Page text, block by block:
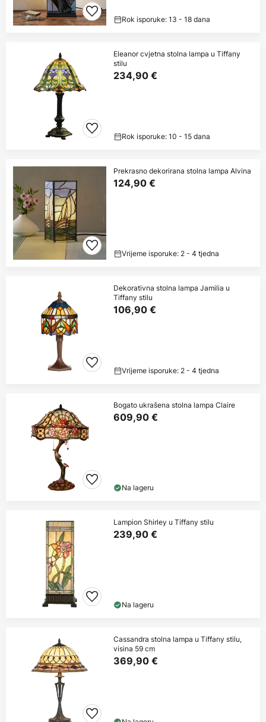
Rok isporuke: 13 - 18 dana
Eleanor cvjetna stolna lampa u Tiffany
stilu
234,90 €
Rok isporuke: 10 - 15 dana
Prekrasno dekorirana stolna lampa Alvina
124,90 €
Vrijeme isporuke: 2 - 4 tjedna
Dekorativna stolna lampa Jamilia u
Tiffany stilu
106,90 €
Vrijeme isporuke: 2 - 4 tjedna
Bogato ukrašena stolna lampa Claire
609,90 €
Na lageru
Lampion Shirley u Tiffany stilu
239,90 €
Na lageru
Cassandra stolna lampa u Tiffany stilu,
visina 59 cm
369,90 €